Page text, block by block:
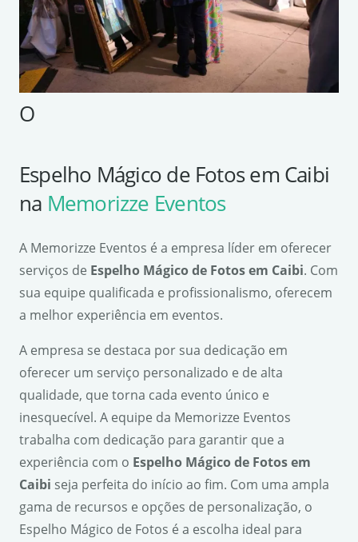
O
Espelho Mágico de Fotos em Caibi
na Memorizze Eventos
A Memorizze Eventos é a empresa líder em oferecer
serviços de Espelho Mágico de Fotos em Caibi. Com
sua equipe qualificada e profissionalismo, oferecem
a melhor experiência em eventos.
A empresa se destaca por sua dedicação em
oferecer um serviço personalizado e de alta
qualidade, que torna cada evento único e
inesquecível. A equipe da Memorizze Eventos
trabalha com dedicação para garantir que a
experiência com o Espelho Mágico de Fotos em
Caibi seja perfeita do início ao fim. Com uma ampla
gama de recursos e opções de personalização, o
Espelho Mágico de Fotos é a escolha ideal para